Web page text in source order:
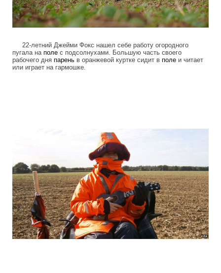
22-летний Джейми Фокс нашел себе работу огородного
пугала на поле с подсолнухами. Большую часть своего
рабочего дня парень в оранжевой куртке сидит в поле и читает
или играет на гармошке.